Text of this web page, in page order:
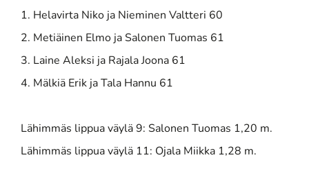
1. Helavirta Niko ja Nieminen Valtteri 60
2. Metiäinen Elmo ja Salonen Tuomas 61
3. Laine Aleksi ja Rajala Joona 61
4. Mälkiä Erik ja Tala Hannu 61
Lähimmäs lippua väylä 9: Salonen Tuomas 1,20 m.
Lähimmäs lippua väylä 11: Ojala Miikka 1,28 m.